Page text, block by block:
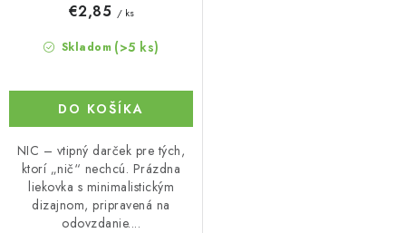
Skladom (>5 ks)
€2,85 / ks
DO KOŠÍKA
NIC – vtipný darček pre tých,
ktorí „nič“ nechcú. Prázdna
liekovka s minimalistickým
dizajnom, pripravená na
odovzdanie....